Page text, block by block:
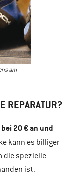
am
REPARATUR?
bei 20 € an und
kann es billiger
die spezielle
ist.